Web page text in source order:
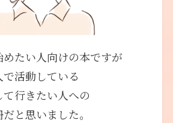
めたい人向けの本ですが
活動している
行きたい人への
と思いました。